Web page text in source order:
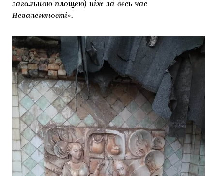
загальною площею) ніж за весь час
Незалежності».